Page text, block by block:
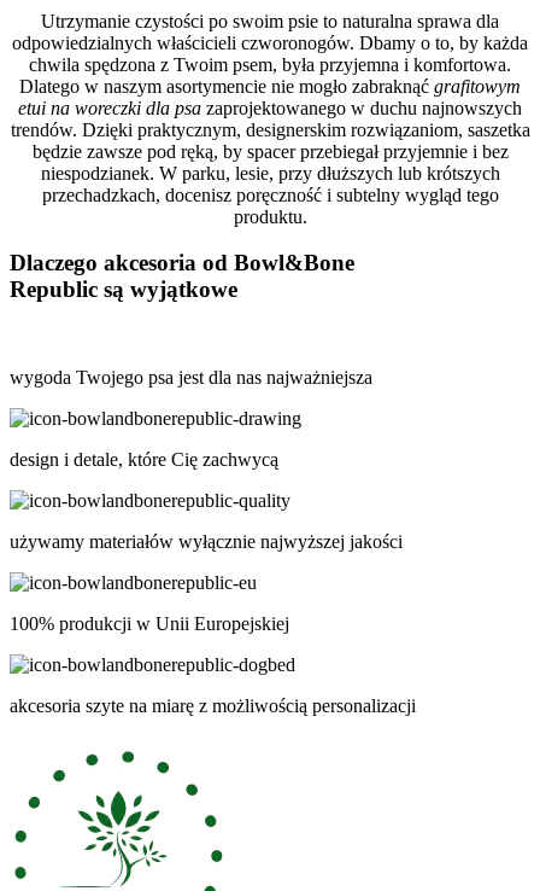
Utrzymanie czystości po swoim psie to naturalna sprawa dla
odpowiedzialnych właścicieli czworonogów. Dbamy o to, by każda
chwila spędzona z Twoim psem, była przyjemna i komfortowa.
Dlatego w naszym asortymencie nie mogło zabraknąć grafitowym
etui na woreczki dla psa zaprojektowanego w duchu najnowszych
trendów. Dzięki praktycznym, designerskim rozwiązaniom, saszetka
będzie zawsze pod ręką, by spacer przebiegał przyjemnie i bez
niespodzianek. W parku, lesie, przy dłuższych lub krótszych
przechadzkach, docenisz poręczność i subtelny wygląd tego
produktu.
Dlaczego akcesoria od Bowl&Bone
Republic są wyjątkowe
wygoda Twojego psa jest dla nas najważniejsza
design i detale, które Cię zachwycą
używamy materiałów wyłącznie najwyższej jakości
100% produkcji w Unii Europejskiej
akcesoria szyte na miarę z możliwością personalizacji